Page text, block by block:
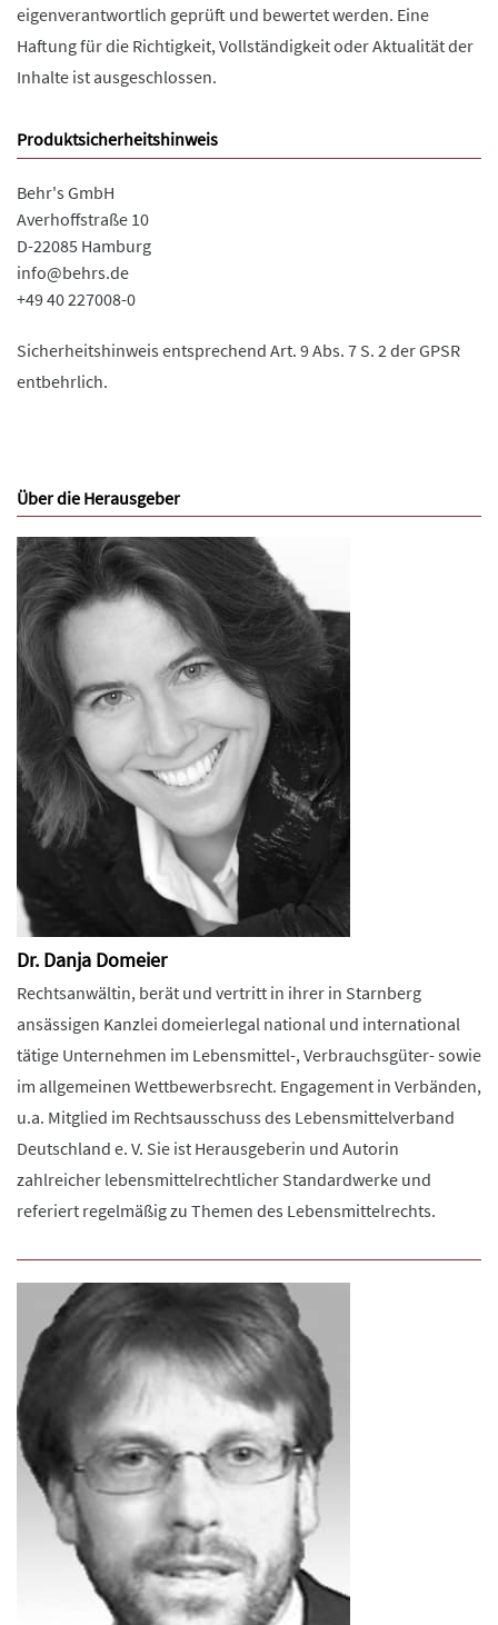
eigenverantwortlich geprüft und bewertet werden. Eine
Haftung für die Richtigkeit, Vollständigkeit oder Aktualität der
Inhalte ist ausgeschlossen.
Produktsicherheitshinweis
Behr's GmbH
Averhoffstraße 10
D-22085 Hamburg
info@behrs.de
+49 40 227008-0
Sicherheitshinweis entsprechend Art. 9 Abs. 7 S. 2 der GPSR
entbehrlich.
Über die Herausgeber
Dr. Danja Domeier
Rechtsanwältin, berät und vertritt in ihrer in Starnberg
ansässigen Kanzlei domeierlegal national und international
tätige Unternehmen im Lebensmittel-, Verbrauchsgüter- sowie
im allgemeinen Wettbewerbsrecht. Engagement in Verbänden,
u.a. Mitglied im Rechtsausschuss des Lebensmittelverband
Deutschland e. V. Sie ist Herausgeberin und Autorin
zahlreicher lebensmittelrechtlicher Standardwerke und
referiert regelmäßig zu Themen des Lebensmittelrechts.